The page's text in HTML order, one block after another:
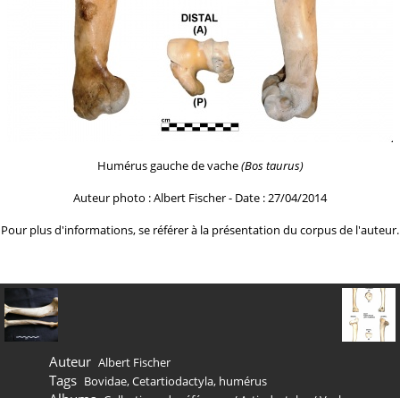
Humérus gauche de vache(Bos taurus)
Auteur photo : Albert Fischer - Date : 27/04/2014
Pour plus d'informations, se référer à la présentation du corpus de l'auteur.
Auteur Albert Fischer
Tags Bovidae,Cetartiodactyla, humérus